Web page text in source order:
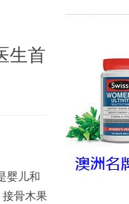
生首
婴儿和
骨木果